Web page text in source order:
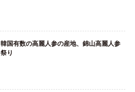
韓国有数の高麗人参の産地、錦山高麗人参
祭り